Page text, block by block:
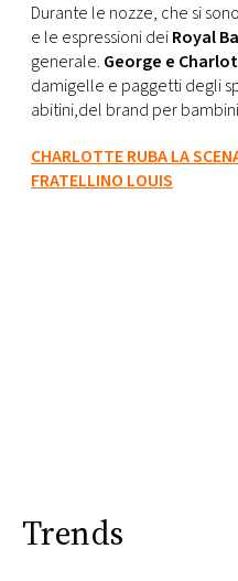
Durante le nozze, che si
e le espressioni deiRoyal
generale. George e
damigelle e paggetti degli
abitini,del brand per
CHARLOTTE RUBA LA
FRATELLINO LOUIS
Trends